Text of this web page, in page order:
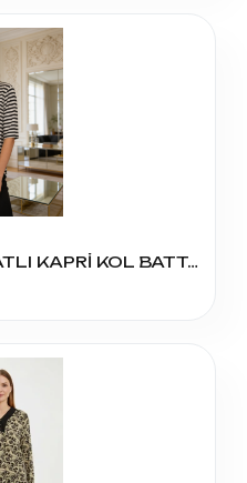
B-1129 ÇİZGİLİ BİYE PATLI KAPRİ KOL BATTAL